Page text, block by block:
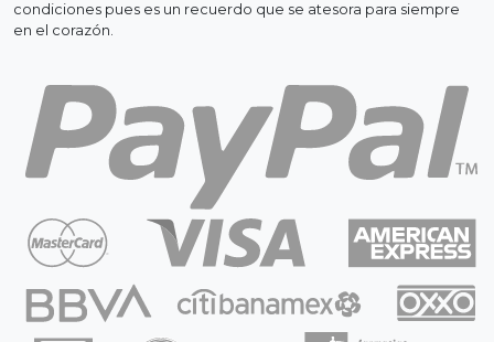
condiciones pues es un recuerdo que se atesora para siempre
en el corazón.